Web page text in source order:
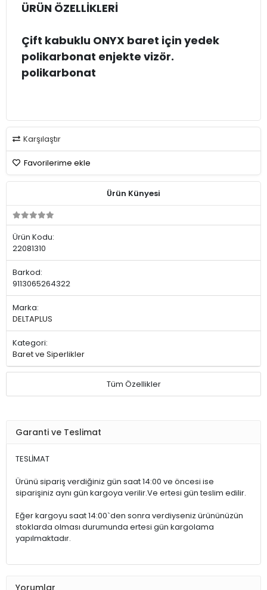
ÜRÜN ÖZELLİKLERİ
Çift kabuklu ONYX baret için yedek
polikarbonat enjekte vizör.
polikarbonat
Karşılaştır
Favorilerime ekle
Ürün Künyesi
Ürün Kodu:
22081310
Barkod:
9113065264322
Marka:
DELTAPLUS
Kategori:
Baret ve Siperlikler
Tüm Özellikler
Garanti ve Teslimat
TESLİMAT
Ürünü sipariş verdiğiniz gün saat 14:00 ve öncesi ise
siparişiniz aynı gün kargoya verilir.Ve ertesi gün teslim edilir.
Eğer kargoyu saat 14:00`den sonra verdiyseniz ürününüzün
stoklarda olması durumunda ertesi gün kargolama
yapılmaktadır.
Yorumlar